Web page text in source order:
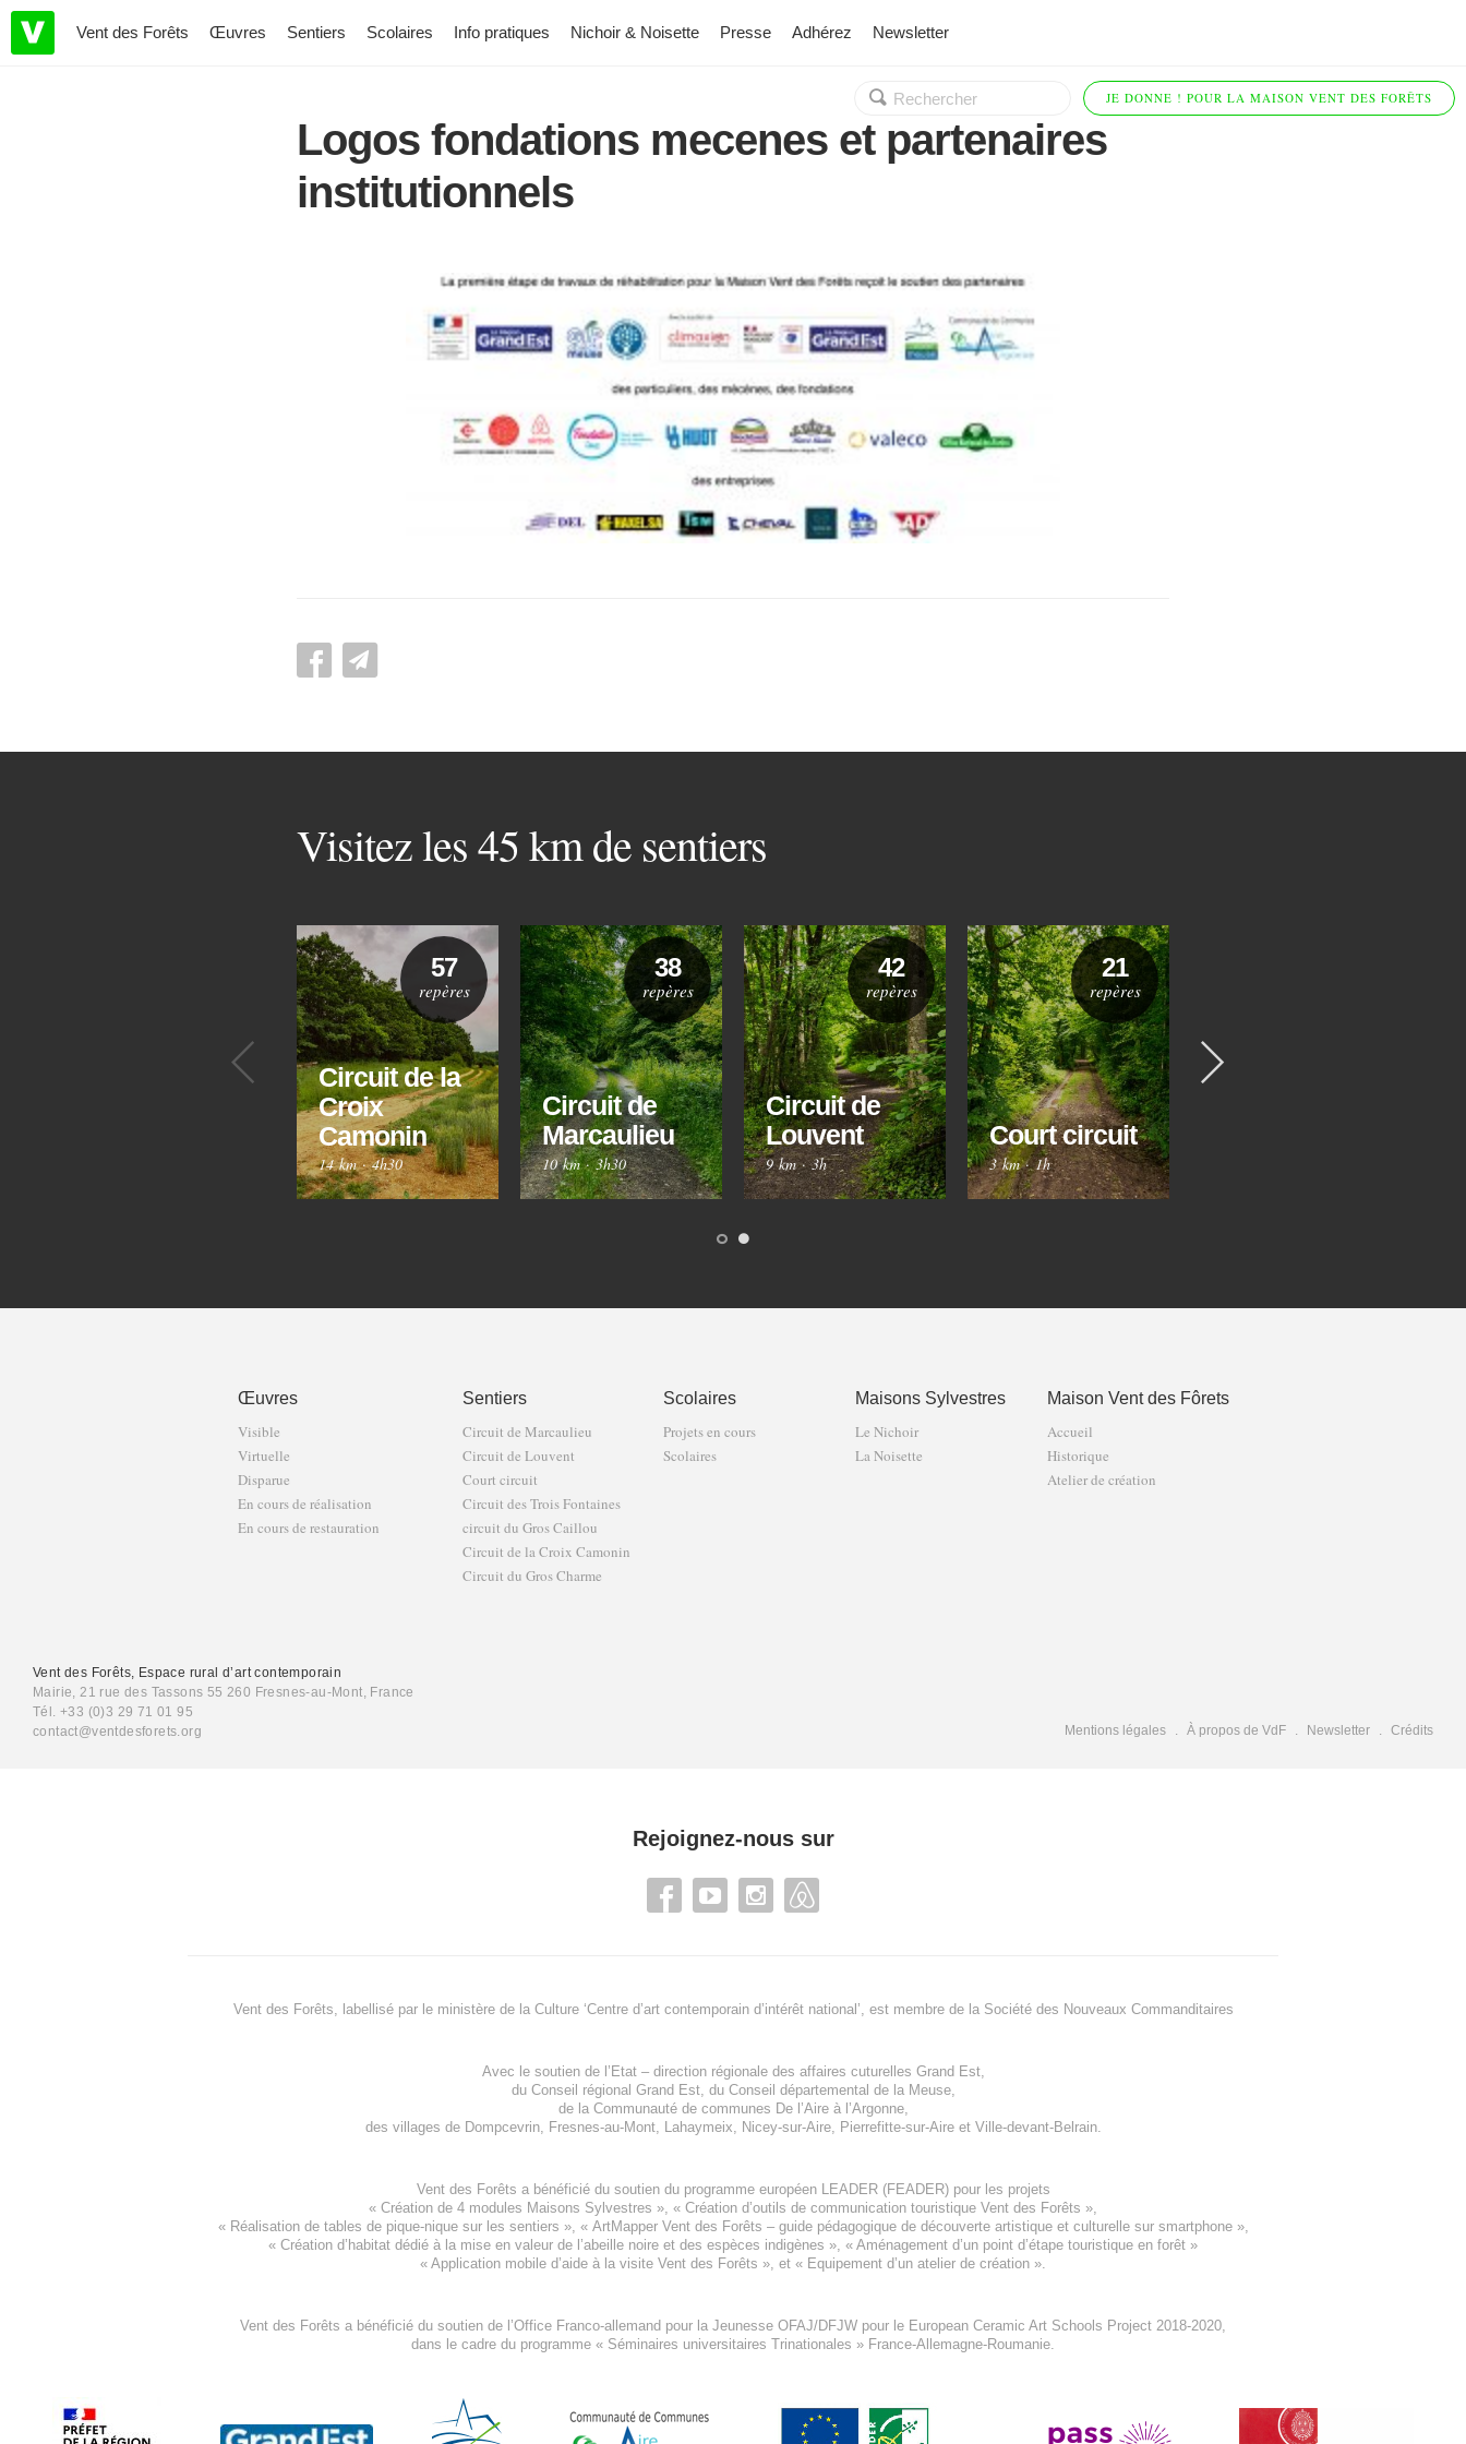
Vent des Forêts Œuvres Sentiers Scolaires Info pratiques Nichoir & Noisette Presse Adhérez Newsletter
Rechercher :
OK
JE DONNE ! POUR LA MAISON VENT DES FORÊTS
Logos fondations mecenes et partenaires
institutionnels
Visitez les 45 km de sentiers
Précédent
Circuit de la
Croix
Camonin
14 km·4h30
57
repères
Circuit de
Marcaulieu
10 km·3h30
38
repères
Circuit de
Louvent
9 km·3h
42
repères
Court circuit
3 km·1h
21
repères
Circuit des
Œuvres
Visible
Virtuelle
Disparue
En cours de réalisation
En cours de restauration
Sentiers
Circuit de Marcaulieu
Circuit de Louvent
Court circuit
Circuit des Trois Fontaines
circuit du Gros Caillou
Circuit de la Croix Camonin
Circuit du Gros Charme
Scolaires
Projets en cours
Scolaires
Maisons Sylvestres
Le Nichoir
La Noisette
Maison Vent des Fôrets
Accueil
Historique
Atelier de création
Vent des Forêts, Espace rural d’art contemporain
Mairie, 21 rue des Tassons 55 260 Fresnes-au-Mont, France
Tél. +33 (0)3 29 71 01 95
contact@ventdesforets.org
Mentions légales À propos de VdF Newsletter Crédits
Rejoignez-nous sur
Vent des Forêts, labellisé par le ministère de la Culture ‘Centre d’art contemporain d’intérêt national’, est membre de la Société des Nouveaux Commanditaires
Avec le soutien de l’ Etat – direction régionale des affaires cuturelles Grand Est,
du Conseil régional Grand Est, du Conseil départemental de la Meuse,
de la Communauté de communes De l’Aire à l’Argonne,
des villages de Dompcevrin, Fresnes-au-Mont, Lahaymeix, Nicey-sur-Aire, Pierrefitte-sur-Aireet Ville-devant-Belrain.
Vent des Forêts a bénéficié du soutien du programme européen LEADER (FEADER)pour les projets
« Création de 4 modules Maisons Sylvestres », « Création d’outils de communication touristique Vent des Forêts »,
« Réalisation de tables de pique-nique sur les sentiers », « ArtMapper Vent des Forêts – guide pédagogique de découverte artistique et culturelle sur smartphone »,
« Création d’habitat dédié à la mise en valeur de l’abeille noire et des espèces indigènes », « Aménagement d’un point d’étape touristique en forêt »
« Application mobile d’aide à la visite Vent des Forêts », et « Equipement d’un atelier de création ».
Vent des Forêts a bénéficié du soutien de l’Office Franco-allemand pour la Jeunesse OFAJ/DFJW pour le European Ceramic Art Schools Project 2018-2020,
dans le cadre du programme « Séminaires universitaires Trinationales » France-Allemagne-Roumanie.